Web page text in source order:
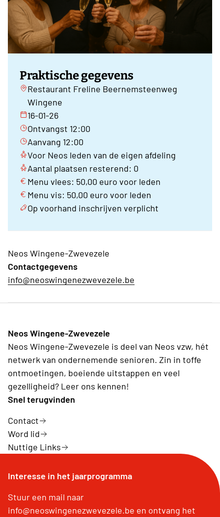
Praktische gegevens
Restaurant Freline Beernemsteenweg
Wingene
16-01-26
Ontvangst 12:00
Aanvang 12:00
Voor Neos leden van de eigen afdeling
Aantal plaatsen resterend: 0
Menu vlees: 50,00 euro voor leden
Menu vis: 50,00 euro voor leden
Op voorhand inschrijven verplicht
Neos Wingene-Zwevezele
Contactgegevens
info@neoswingenezwevezele.be
Neos Wingene-Zwevezele
Neos Wingene-Zwevezele is deel van Neos vzw, hét
netwerk van ondernemende senioren. Zin in toffe
ontmoetingen, boeiende uitstappen en veel
gezelligheid? Leer ons kennen!
Snel terugvinden
Contact
Word lid
Nuttige Links
Interesse in het jaarprogramma
Stuur een mail naar
info@neoswingenezwevezele.be en ontvang het